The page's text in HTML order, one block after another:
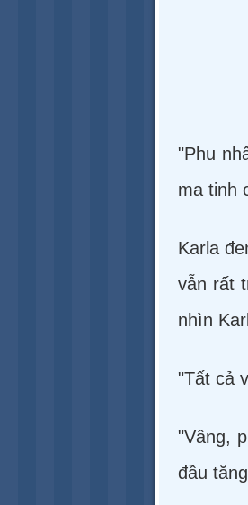
"Phu
ma tinh
Karla
vẫn rất
nhìn
"Tất cả
"Vâng,
đầu